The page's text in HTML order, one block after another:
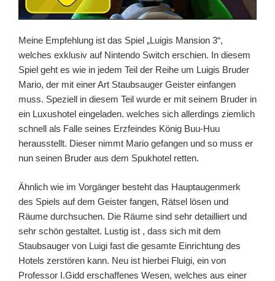
Meine Empfehlung ist das Spiel „Luigis Mansion 3“,
welches exklusiv auf Nintendo Switch erschien. In diesem
Spiel geht es wie in jedem Teil der Reihe um Luigis Bruder
Mario, der mit einer Art Staubsauger Geister einfangen
muss. Speziell in diesem Teil wurde er mit seinem Bruder in
ein Luxushotel eingeladen. welches sich allerdings ziemlich
schnell als Falle seines Erzfeindes König Buu-Huu
herausstellt. Dieser nimmt Mario gefangen und so muss er
nun seinen Bruder aus dem Spukhotel retten.
Ähnlich wie im Vorgänger besteht das Hauptaugenmerk
des Spiels auf dem Geister fangen, Rätsel lösen und
Räume durchsuchen. Die Räume sind sehr detailliert und
sehr schön gestaltet. Lustig ist , dass sich mit dem
Staubsauger von Luigi fast die gesamte Einrichtung des
Hotels zerstören kann. Neu ist hierbei Fluigi, ein von
Professor I.Gidd erschaffenes Wesen, welches aus einer